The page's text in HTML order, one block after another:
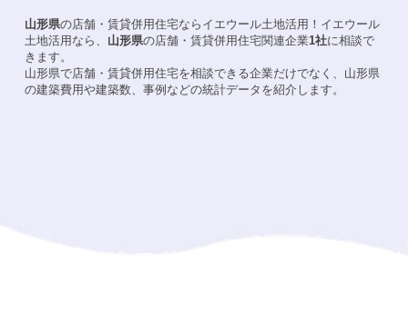
山形県の店舗・賃貸併用住宅ならイエウール土地活用！ イエウール
土地活用なら、 山形県の店舗・賃貸併用住宅関連企業1社に相談で
きます。
山形県で店舗・賃貸併用住宅を相談できる企業だけでなく、 山形県
の建築費用や建築数、事例などの統計データを紹介します。